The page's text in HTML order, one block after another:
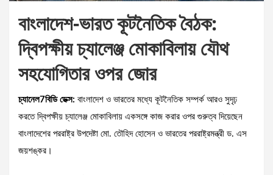
বাংলাদেশ-ভারত কূটনৈতিক বৈঠক:
দ্বিপক্ষীয় চ্যালেঞ্জ মোকাবিলায় যৌথ
সহযোগিতার ওপর জোর
চ্যানেল7বিডি ডেক্স: বাংলাদেশ ও ভারতের মধ্যে কূটনৈতিক সম্পর্ক আরও সুদৃঢ়
করতে দ্বিপক্ষীয় চ্যালেঞ্জ মোকাবিলায় একসঙ্গে কাজ করার ওপর গুরুত্ব দিয়েছেন
বাংলাদেশের পররাষ্ট্র উপদেষ্টা মো. তৌহিদ হোসেন ও ভারতের পররাষ্ট্রমন্ত্রী ড. এস
জয়শঙ্কর।